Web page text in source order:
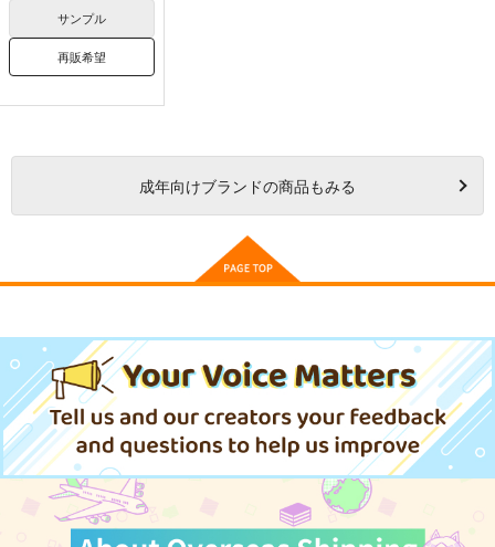
サンプル
再販希望
成年向けブランドの商品もみる